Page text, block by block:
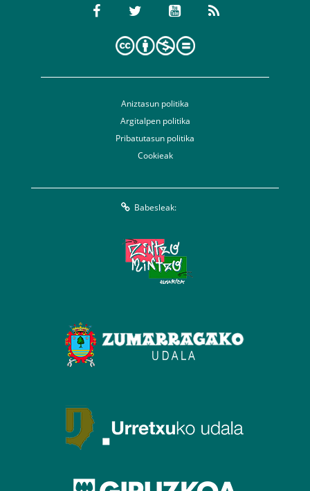
Aniztasun politika
Argitalpen politika
Pribatutasun politika
Cookieak
Babesleak: